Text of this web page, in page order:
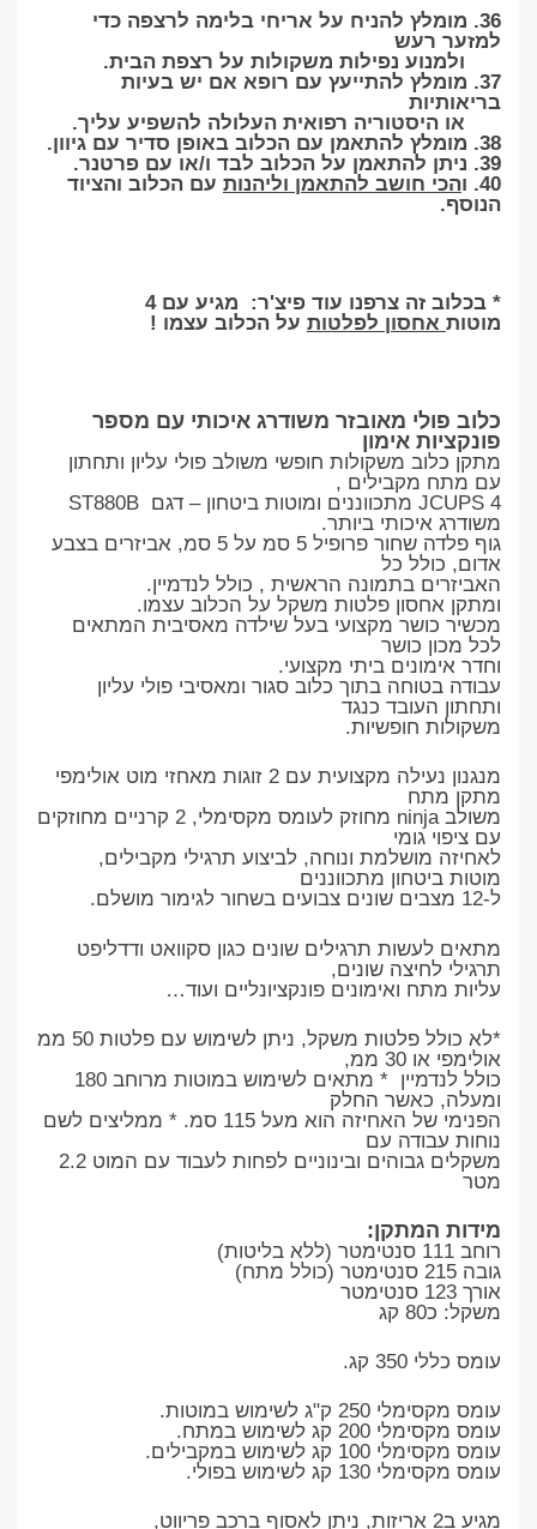
36. מומלץ להניח על אריחי בלימה לרצפה כדי
למזער רעש
ולמנוע נפילות משקולות על רצפת הבית.
37. מומלץ להתייעץ עם רופא אם יש בעיות
בריאותיות
או היסטוריה רפואית העלולה להשפיע עליך.
38. מומלץ להתאמן עם הכלוב באופן סדיר עם גיוון.
39. ניתן להתאמן על הכלוב לבד ו/או עם פרטנר.
40. והכי חושב להתאמן וליהנות עם הכלוב והציוד
הנוסף.
* בכלוב זה צרפנו עוד פיצ'ר: מגיע עם 4
מוטות אחסון לפלטות על הכלוב עצמו !
כלוב פולי מאובזר משודרג איכותי עם מספר
פונקציות אימון
מתקן כלוב משקולות חופשי משולב פולי עליון ותחתון
עם מתח מקבילים ,
4 JCUPS מתכווננים ומוטות ביטחון – דגם ST880B
משודרג איכותי ביותר.
גוף פלדה שחור פרופיל 5 סמ על 5 סמ, אביזרים בצבע
אדום, כולל כל
האביזרים בתמונה הראשית , כולל לנדמיין.
ומתקן אחסון פלטות משקל על הכלוב עצמו.
מכשיר כושר מקצועי בעל שילדה מאסיבית המתאים
לכל מכון כושר
וחדר אימונים ביתי מקצועי.
עבודה בטוחה בתוך כלוב סגור ומאסיבי פולי עליון
ותחתון העובד כנגד
משקולות חופשיות.
מנגנון נעילה מקצועית עם 2 זוגות מאחזי מוט אולימפי
מתקן מתח
משולב ninja מחוזק לעומס מקסימלי, 2 קרניים מחוזקים
עם ציפוי גומי
לאחיזה מושלמת ונוחה, לביצוע תרגילי מקבילים,
מוטות ביטחון מתכווננים
ל-12 מצבים שונים צבועים בשחור לגימור מושלם.
מתאים לעשות תרגילים שונים כגון סקוואט ודדליפט
תרגילי לחיצה שונים,
עליות מתח ואימונים פונקציונליים ועוד…
*לא כולל פלטות משקל, ניתן לשימוש עם פלטות 50 ממ
אולימפי או 30 ממ,
כולל לנדמיין * מתאים לשימוש במוטות מרוחב 180
ומעלה, כאשר החלק
הפנימי של האחיזה הוא מעל 115 סמ. * ממליצים לשם
נוחות עבודה עם
משקלים גבוהים ובינוניים לפחות לעבוד עם המוט 2.2
מטר
מידות המתקן:
רוחב 111 סנטימטר (ללא בליטות)
גובה 215 סנטימטר (כולל מתח)
אורך 123 סנטימטר
משקל: כ80 קג
עומס כללי 350 קג.
עומס מקסימלי 250 ק"ג לשימוש במוטות.
עומס מקסימלי 200 קג לשימוש במתח.
עומס מקסימלי 100 קג לשימוש במקבילים.
עומס מקסימלי 130 קג לשימוש בפולי.
מגיע ב2 אריזות, ניתן לאסוף ברכב פריווט,